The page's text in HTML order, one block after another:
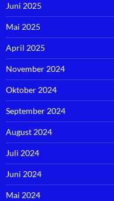
Juni 2025
Mai 2025
April 2025
November 2024
Oktober 2024
September 2024
August 2024
Juli 2024
Juni 2024
Mai 2024